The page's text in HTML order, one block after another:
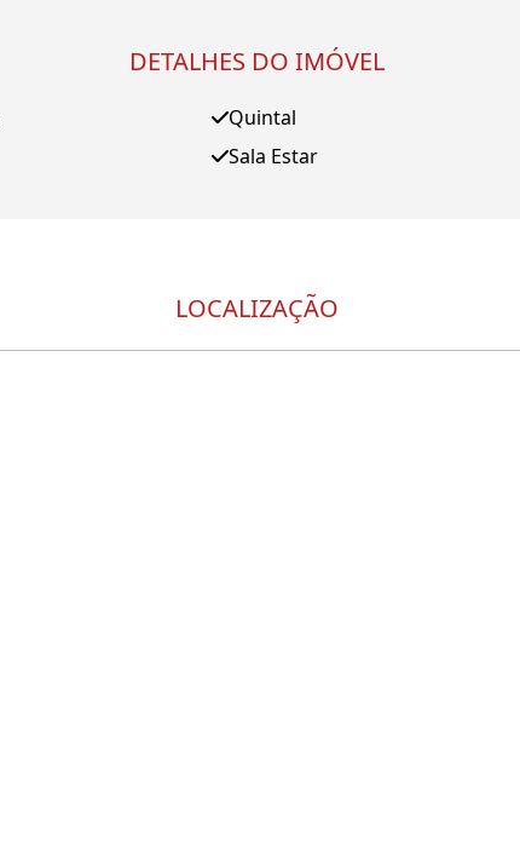
DETALHES DO IMÓVEL
Quintal
Sala Estar
LOCALIZAÇÃO